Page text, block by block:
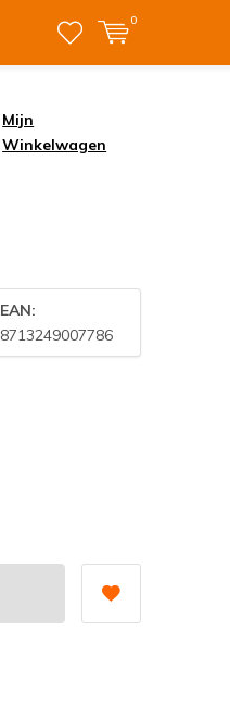
0
Mijn
Winkelwagen
EAN:
8713249007786